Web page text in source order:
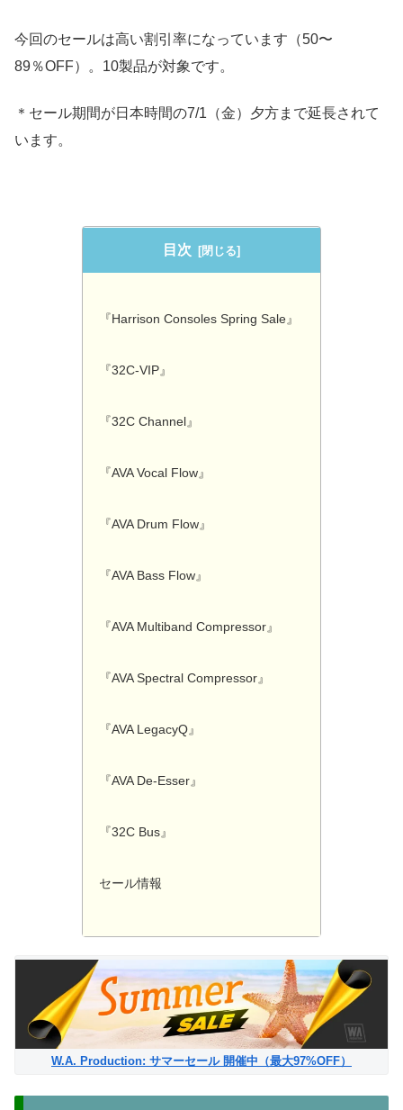
今回のセールは高い割引率になっています（50〜
89％OFF）。10製品が対象です。
＊セール期間が日本時間の7/1（金）夕方まで延長されて
います。
目次
『Harrison Consoles Spring Sale』
『32C-VIP』
『32C Channel』
『AVA Vocal Flow』
『AVA Drum Flow』
『AVA Bass Flow』
『AVA Multiband Compressor』
『AVA Spectral Compressor』
『AVA LegacyQ』
『AVA De-Esser』
『32C Bus』
セール情報
W.A. Production: サマーセール 開催中（最大97%OFF）